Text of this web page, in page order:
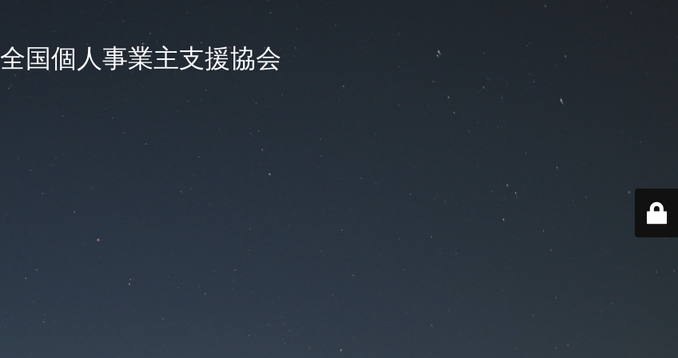
全国個人事業主支援協会